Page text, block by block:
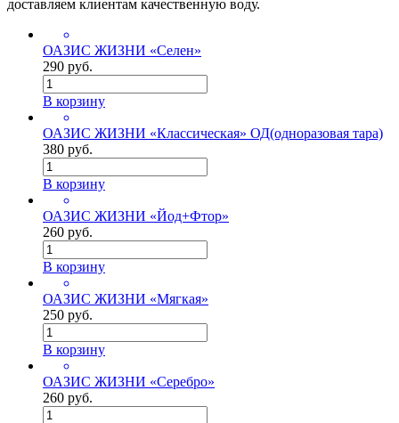
доставляем клиентам качественную воду.
ОАЗИС ЖИЗНИ «Селен»
290 руб.
В корзину
ОАЗИС ЖИЗНИ «Классическая» ОД(одноразовая тара)
380 руб.
В корзину
ОАЗИС ЖИЗНИ «Йод+Фтор»
260 руб.
В корзину
ОАЗИС ЖИЗНИ «Мягкая»
250 руб.
В корзину
ОАЗИС ЖИЗНИ «Серебро»
260 руб.